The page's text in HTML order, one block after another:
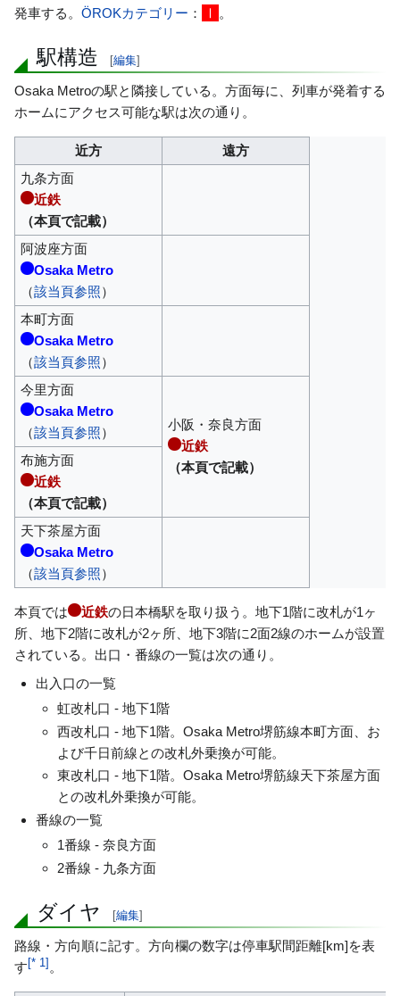
発車する。 ÖROKカテゴリー ： Ⅰ 。
駅構造 [編集]
Osaka Metroの駅と隣接している。方面毎に、列車が発着する
ホームにアクセス可能な駅は次の通り。
近方
遠方
九条方面
近鉄
（本頁で記載）
阿波座方面
Osaka Metro
（該当頁参照）
本町方面
Osaka Metro
（該当頁参照）
今里方面
Osaka Metro
（該当頁参照）
小阪・奈良方面
近鉄
（本頁で記載）
布施方面
近鉄
（本頁で記載）
天下茶屋方面
Osaka Metro
（該当頁参照）
本頁では 近鉄の日本橋駅を取り扱う。地下1階に改札が1ヶ
所、地下2階に改札が2ヶ所、地下3階に2面2線のホームが設置
されている。出口・番線の一覧は次の通り。
出入口の一覧
虹改札口 - 地下1階
西改札口 - 地下1階。Osaka Metro堺筋線本町方面、お
よび千日前線との改札外乗換が可能。
東改札口 - 地下1階。Osaka Metro堺筋線天下茶屋方面
との改札外乗換が可能。
番線の一覧
1番線 - 奈良方面
2番線 - 九条方面
ダイヤ [編集]
路線・方向順に記す。方向欄の数字は停車駅間距離[km]を表
す [* 1 ] 。